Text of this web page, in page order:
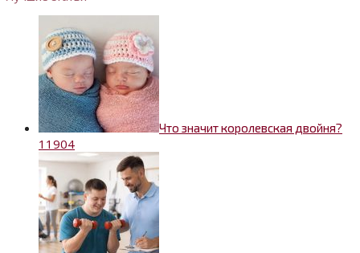
Что значит королевская двойня?
1 1904